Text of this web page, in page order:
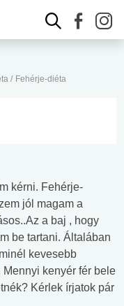
/ Fehérje-diéta
kérni. Fehérje-
jól magam a
a baj , hogy
be tartani. Általában
kevesebb
kenyér fér bele
Kérlek írjatok pár